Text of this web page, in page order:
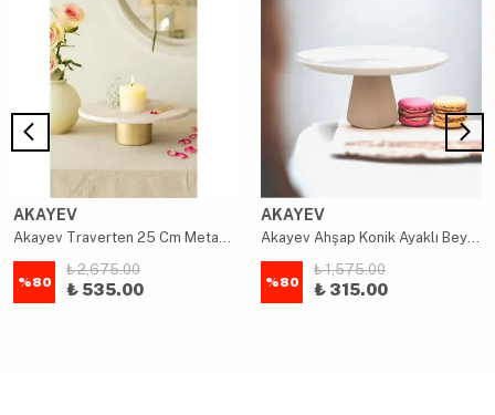
AKAYEV
Akayev Traverten 25 Cm Metal Ayaklı Sunumluk
%80
₺ 2,675.00
₺ 535.00
AKAYEV
Akayev Ahşap Konik Ayaklı Beyaz 27 Cm Sunumluk
%80
₺ 1,575.00
₺ 315.00